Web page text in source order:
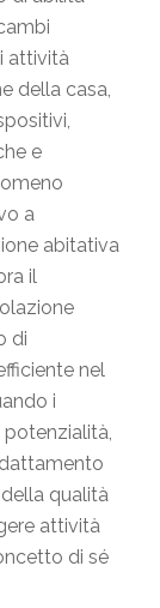
attività
della casa,
e
a
abitativa
il
di
nel
i
qualità
attività
di sé